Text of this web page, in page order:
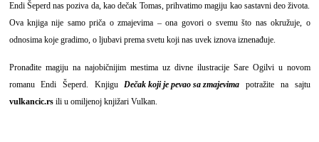
Endi Šeperd nas poziva da, kao dečak Tomas, prihvatimo magiju kao sastavni deo života.
Ova knjiga nije samo priča o zmajevima – ona govori o svemu što nas okružuje, o
odnosima koje gradimo, o ljubavi prema svetu koji nas uvek iznova iznenađuje.
Pronađite magiju na najobičnijim mestima uz divne ilustracije Sare Ogilvi u novom
romanu Endi Šeperd. KnjiguDečak koji je pevao sa zmajevima potražite na sajtu
vulkancic.rsili u omiljenoj knjižari Vulkan.